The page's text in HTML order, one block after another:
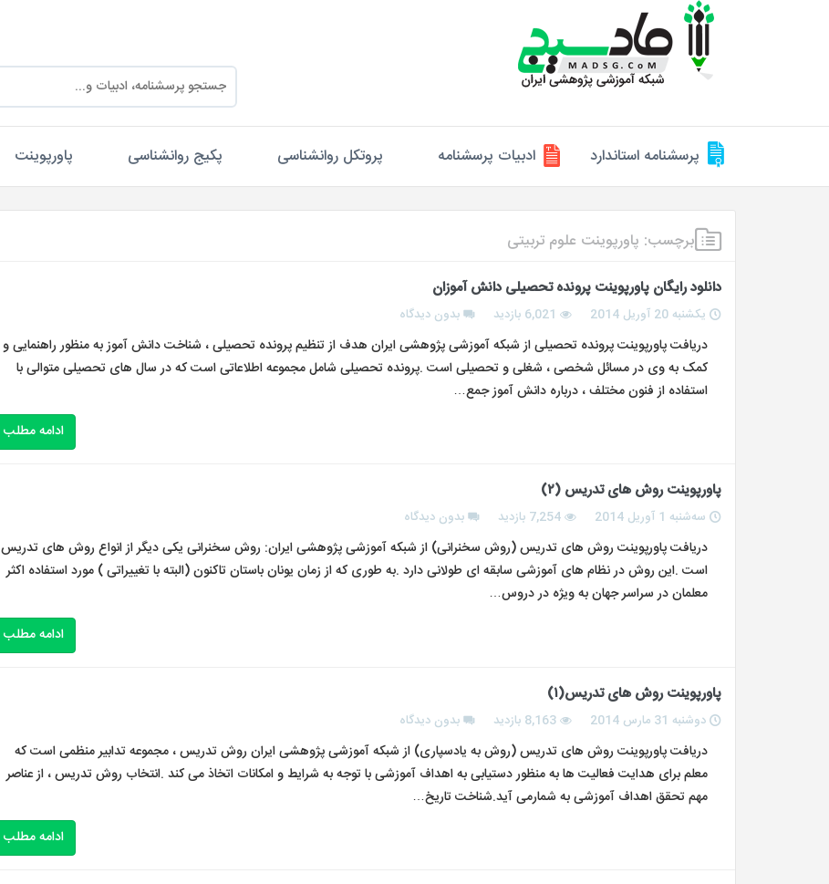
پرسشنامه استاندارد ادبیات پرسشنامه پروتکل روانشناسی پکیج روانشناسی پاورپوینت
برچسب: پاورپوینت علوم تربیتی
دانلود رایگان پاورپوینت پرونده تحصیلی دانش آموزان
یکشنبه 20 آوریل 2014 6,021 بازدید بدون دیدگاه
دریافت پاورپوینت پرونده تحصیلی از شبکه آموزشی پژوهشی ایران هدف از تنظیم پرونده تحصیلی ، شناخت دانش آموز به منظور راهنمایی و
کمک به وی در مسائل شخصی ، شغلی و تحصیلی است .پرونده تحصیلی شامل مجموعه اطلاعاتی است که در سال های تحصیلی متوالی با
استفاده از فنون مختلف ، درباره دانش آموز جمع…
ادامه مطلب
پاورپوینت روش های تدریس (۲)
سه‌شنبه 1 آوریل 2014 7,254 بازدید بدون دیدگاه
دریافت پاورپوینت روش های تدریس (روش سخنرانی) از شبکه آموزشی پژوهشی ایران: روش سخنرانی یکی دیگر از انواع روش های تدریس
است .این روش در نظام های آموزشی سابقه ای طولانی دارد .به طوری که از زمان یونان باستان تاکنون (البته با تغییراتی ) مورد استفاده اکثر
معلمان در سراسر جهان به ویژه در دروس…
ادامه مطلب
پاورپوینت روش های تدریس(۱)
دوشنبه 31 مارس 2014 8,163 بازدید بدون دیدگاه
دریافت پاورپوینت روش های تدریس (روش به یادسپاری) از شبکه آموزشی پژوهشی ایران روش تدریس ، مجموعه تدابیر منظمی است که
معلم برای هدایت فعالیت ها به منظور دستیابی به اهداف آموزشی با توجه به شرایط و امکانات اتخاذ می کند .انتخاب روش تدریس ، از عناصر
مهم تحقق اهداف آموزشی به شمارمی آید.شناخت تاریخ…
ادامه مطلب